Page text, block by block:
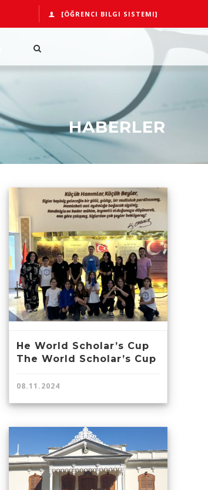
[ÖĞRENCI BILGI SISTEMI]
HABERLER
He World Scholar’s Cup
The World Scholar’s Cup
08.11.2024